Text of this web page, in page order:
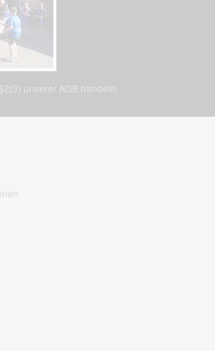
unserer AGB handeln.